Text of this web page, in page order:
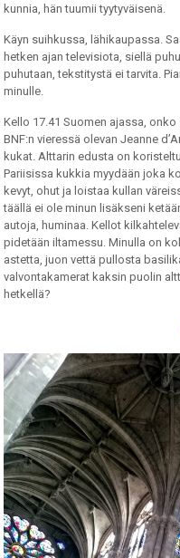
kunnia, hän tuumii tyytyväisenä.
Käyn suihkussa, lähikaupassa.
hetken ajan televisiota, siellä
puhutaan, tekstitystä ei tarvita.
minulle.
Kello 17.41 Suomen ajassa,
BNF:n vieressä olevan Jeanne
kukat. Alttarin edusta on
Pariisissa kukkia myydään joka
kevyt, ohut ja loistaa kullan
täällä ei ole minun lisäkseni
autoja, huminaa. Kellot
pidetään iltamessu. Minulla on
astetta, juon vettä pullosta
valvontakamerat kaksin puolin
hetkellä?